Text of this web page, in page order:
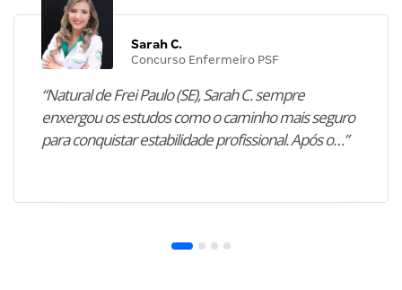
Sarah C.
Concurso Enfermeiro PSF
“Natural de Frei Paulo (SE), Sarah C. sempre
enxergou os estudos como o caminho mais seguro
para conquistar estabilidade profissional. Após o…”